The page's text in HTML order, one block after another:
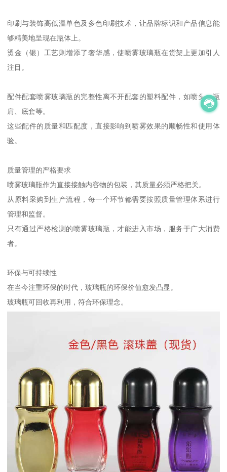
印刷与装饰高低温单色及多色印刷技术，让品牌标识和产品信息能
够精美地呈现在瓶体上。
烫金（银）工艺则增添了奢华感，使喷雾玻璃瓶在货架上更加引人
注目。
配件配套喷雾玻璃瓶的完整性离不开配套的塑料配件，如喷头、瓶
肩、底套等。
这些配件的质量和匹配度，直接影响到喷雾效果的顺畅性和使用体
验。
质量管理的严格要求
喷雾玻璃瓶作为直接接触内容物的包装，其质量必须严格把关。
从原料采购到生产流程，每一个环节都需要按照质量管理体系进行
管理和监督。
只有通过严格检测的喷雾玻璃瓶，才能进入市场，服务于广大消费
者。
环保与可持续性
在当今注重环保的时代，玻璃瓶的环保价值愈发凸显。
玻璃瓶可回收再利用，符合环保理念。